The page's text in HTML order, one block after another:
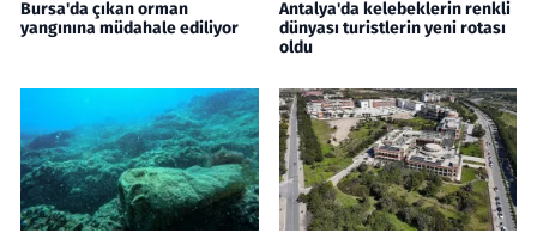
Bursa'da çıkan orman
yangınına müdahale ediliyor
Antalya'da kelebeklerin renkli
dünyası turistlerin yeni rotası
oldu